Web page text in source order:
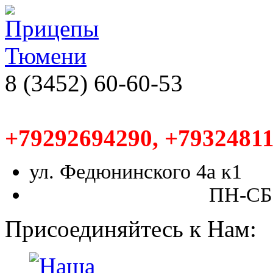
8 (3452) 60-60-53
+79292694290,
ул. Федюнинского 4а к1
ПН-СБ,
Присоединяйтесь к Нам: